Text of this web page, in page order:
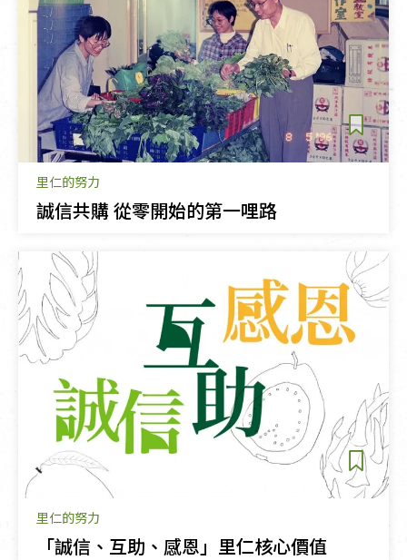
里仁的努力
誠信共購 從零開始的第一哩路
里仁的努力
「誠信、互助、感恩」里仁核心價值